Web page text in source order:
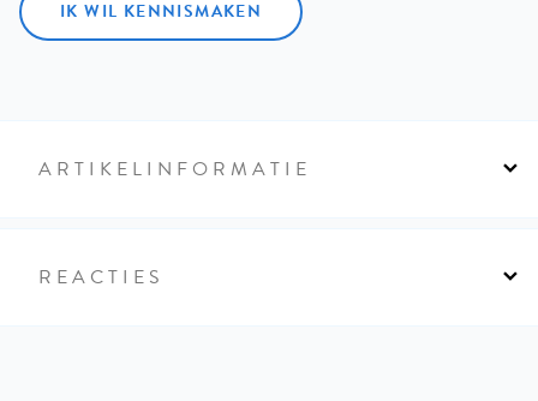
IK WIL KENNISMAKEN
ARTIKELINFORMATIE
REACTIES